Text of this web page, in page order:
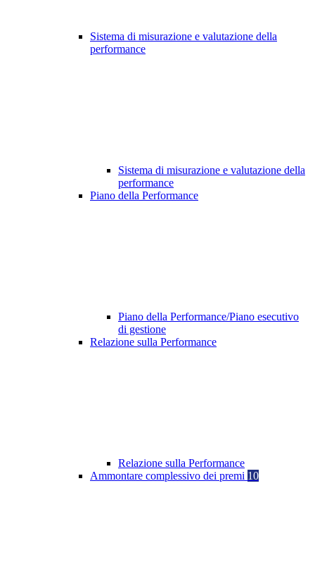
Sistema di misurazione e valutazione della
performance
Sistema di misurazione e valutazione della
performance
Piano della Performance
Piano della Performance/Piano esecutivo
di gestione
Relazione sulla Performance
Relazione sulla Performance
Ammontare complessivo dei premi 10